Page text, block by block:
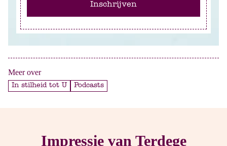
Inschrijven
Meer over
In stilheid tot U Podcasts
Impressie van Terdege